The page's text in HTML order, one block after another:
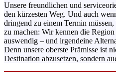
Unsere freundlichen und
den kürzesten Weg. Und auch
dringend zu einem Termin
zu machen: Wir kennen die
auswendig – und irgendeine
Denn unsere oberste Prämisse ist
Destination abzusetzen, sondern